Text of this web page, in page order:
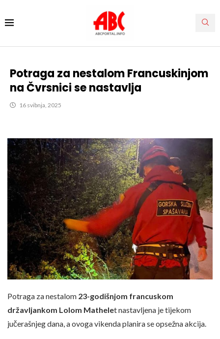
Potraga za nestalom Francuskinjom
na Čvrsnici se nastavlja
16 svibnja, 2025
Potraga za nestalom 23-godišnjom francuskom
državljankom Lolom Mathelet nastavljena je tijekom
jučerašnjeg dana, a ovoga vikenda planira se opsežna akcija.